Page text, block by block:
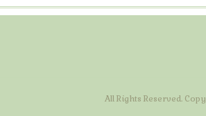
All Rights Reserved.